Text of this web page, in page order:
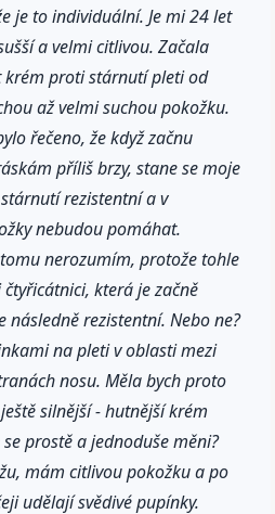
je to individuální. Je mi 24 let
a velmi citlivou. Začala
krém proti stárnutí pleti od
až velmi suchou pokožku.
řečeno, že když začnu
příliš brzy, stane se moje
rezistentní a v
nebudou pomáhat.
nerozumím, protože tohle
která je začně
následně rezistentní. Nebo ne?
na pleti v oblasti mezi
nosu. Měla bych proto
silnější - hutnější krém
prostě a jednoduše měni?
mám citlivou pokožku a po
udělají svědivé pupínky.